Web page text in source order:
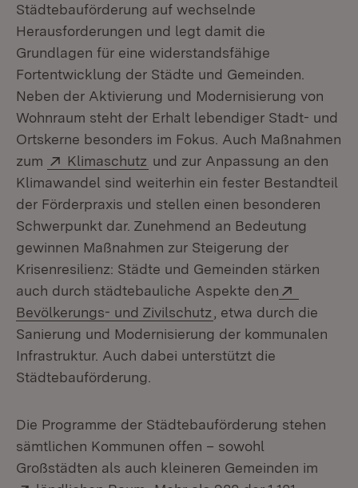
Städtebauförderung auf wechselnde
Herausforderungen und legt damit die
Grundlagen für eine widerstandsfähige
Fortentwicklung der Städte und Gemeinden.
Neben der Aktivierung und Modernisierung von
Wohnraum steht der Erhalt lebendiger Stadt- und
Ortskerne besonders im Fokus. Auch Maßnahmen
zum
Extern:
Klimaschutz (Öffnet in neuem Fenster)
und zur Anpassung an den
Klimawandel sind weiterhin ein fester Bestandteil
der Förderpraxis und stellen einen besonderen
Schwerpunkt dar. Zunehmend an Bedeutung
gewinnen Maßnahmen zur Steigerung der
Krisenresilienz: Städte und Gemeinden stärken
auch durch städtebauliche Aspekte den
Bevölkerungs- und Zivilschutz (Öffnet in neuem
, etwa durch die
Sanierung und Modernisierung der kommunalen
Infrastruktur. Auch dabei unterstützt die
Städtebauförderung.
Die Programme der Städtebauförderung stehen
sämtlichen Kommunen offen – sowohl
Großstädten als auch kleineren Gemeinden im